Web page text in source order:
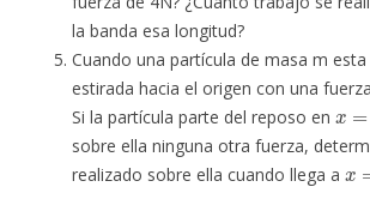
la banda esa longitud?
Cuando una partícula de masa m esta
estirada hacia el origen con una
Si la partícula parte del reposo en
x=b
sobre ella ninguna otra fuerza,
realizado sobre ella cuando llega a
x=